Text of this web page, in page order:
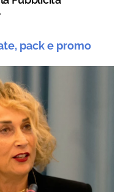
pack e promo